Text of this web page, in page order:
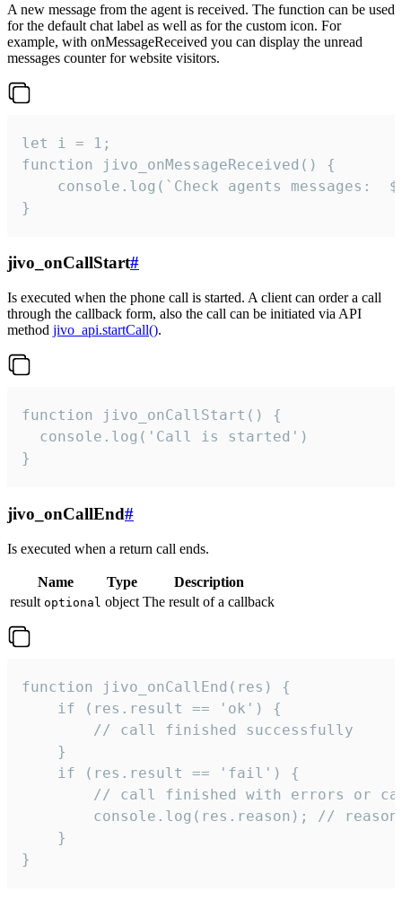
A new message from the agent is received. The function can be used
for the default chat label as well as for the custom icon. For
example, with onMessageReceived you can display the unread
messages counter for website visitors.
let i = 1;
function jivo_onMessageReceived() {
}
jivo_onCallStart#
Is executed when the phone call is started. A client can order a call
through the callback form, also the call can be initiated via API
method jivo_api.startCall().
function jivo_onCallStart() {
  console.log('Call is started')
}
jivo_onCallEnd#
Is executed when a return call ends.
Name Type
Description
result optional object The result of a callback
function jivo_onCallEnd(res) {
    if (res.result == 'ok') {
        // call finished successfully
    }
    if (res.result == 'fail') {
// call finished with errors or
console.log(res.reason); //
    }
}